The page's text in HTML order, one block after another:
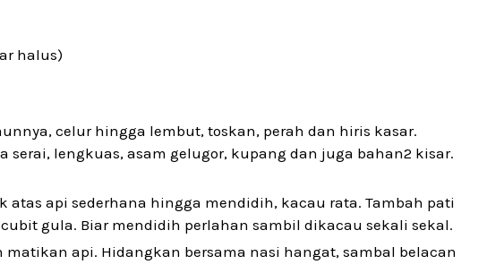
halus)
celur hingga lembut, toskan, perah dan hiris kasar.
serai, lengkuas, asam gelugor, kupang dan juga bahan2 kisar.
atas api sederhana hingga mendidih, kacau rata. Tambah pati
gula. Biar mendidih perlahan sambil dikacau sekali sekal.
matikan api. Hidangkan bersama nasi hangat, sambal belacan